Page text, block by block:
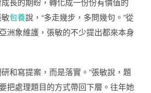
包養說，“多走幾步，多問幾句。”從
洲象維護，張敏的不少提出都來本身
和寫提案，而是落實。”張敏說，題
把處理題目的方式帶回下層。往年她